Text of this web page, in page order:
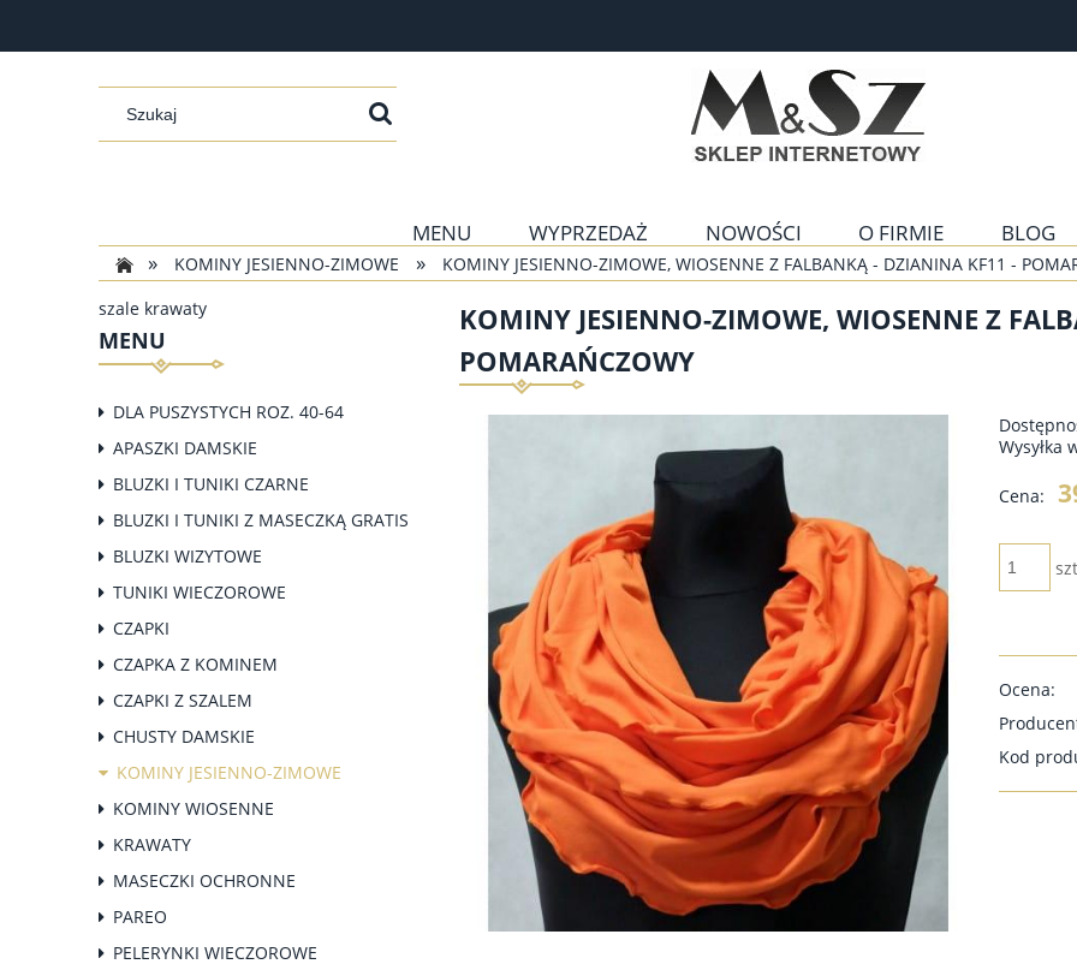
MENU WYPRZEDAŻ NOWOŚCI O FIRMIE BLOG
»
KOMINY JESIENNO-ZIMOWE »
KOMINY JESIENNO-ZIMOWE, WIOSENNE Z FALBANKĄ - DZIANINA KF11 -
szale krawaty
MENU
DLA PUSZYSTYCH ROZ. 40-64
APASZKI DAMSKIE
BLUZKI I TUNIKI CZARNE
BLUZKI I TUNIKI Z MASECZKĄ GRATIS
BLUZKI WIZYTOWE
TUNIKI WIECZOROWE
CZAPKI
CZAPKA Z KOMINEM
CZAPKI Z SZALEM
CHUSTY DAMSKIE
KOMINY JESIENNO-ZIMOWE
KOMINY WIOSENNE
KRAWATY
MASECZKI OCHRONNE
PAREO
PELERYNKI WIECZOROWE
KOMINY JESIENNO-ZIMOWE, WIOSENNE Z
POMARAŃCZOWY
Wysyłka
Cena:
Ocena:
Kod